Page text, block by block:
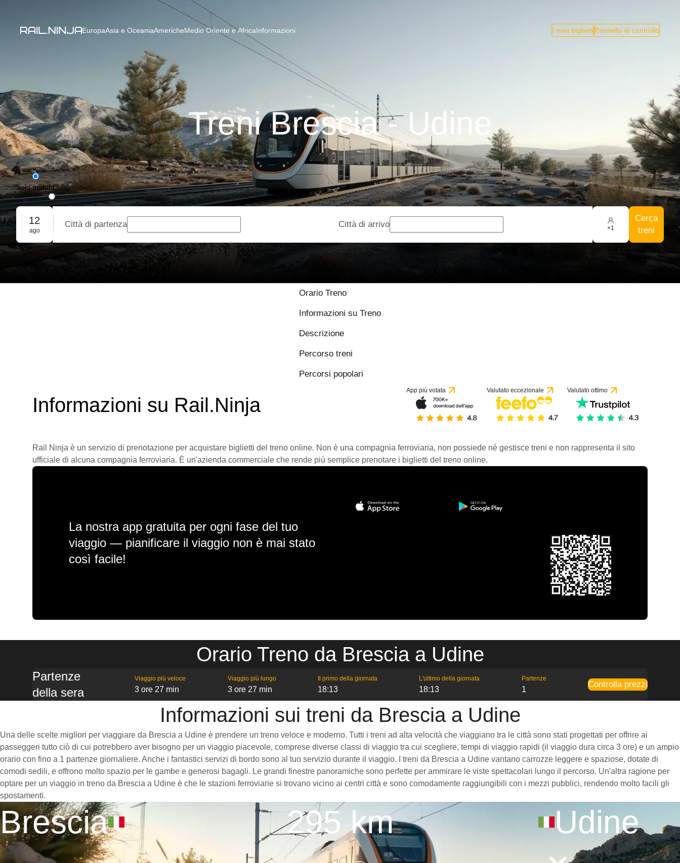
EuropaAsia e OceaniaAmericheMedio Oriente e AfricaInformazioni I miei bigliettiPannello di controllo
Treni Brescia - Udine
Solo andata
Andata e ritorno
Prenotazione di gruppo
12
ago
Città di partenza Città di arrivo ×1
Cerca
treni
Orario Treno
Informazioni su Treno
Descrizione
Percorso treni
Percorsi popolari
Informazioni su Rail.Ninja
App più votata Valutato eccezionale Valutato ottimo
Rail Ninja è un servizio di prenotazione per acquistare biglietti del treno online. Non è una compagnia ferroviaria, non possiede né gestisce treni e non rappresenta il sito
ufficiale di alcuna compagnia ferroviaria. È un'azienda commerciale che rende più semplice prenotare i biglietti del treno online.
La nostra app gratuita per ogni fase del tuo
viaggio — pianificare il viaggio non è mai stato
così facile!
Orario Treno da Brescia a Udine
Partenze
della sera
Viaggio più veloce
3 ore 27 min
Viaggio più lungo
3 ore 27 min
Il primo della giornata
18:13
L'ultimo della giornata
18:13
Partenze
1
Controlla prezzi
Informazioni sui treni da Brescia a Udine
Una delle scelte migliori per viaggiare da Brescia a Udine è prendere un treno veloce e moderno. Tutti i treni ad alta velocità che viaggiano tra le città sono stati progettati per offrire ai
passeggeri tutto ciò di cui potrebbero aver bisogno per un viaggio piacevole, comprese diverse classi di viaggio tra cui scegliere, tempi di viaggio rapidi (il viaggio dura circa 3 ore) e un ampio
orario con fino a 1 partenze giornaliere. Anche i fantastici servizi di bordo sono al tuo servizio durante il viaggio. I treni da Brescia a Udine vantano carrozze leggere e spaziose, dotate di
comodi sedili, e offrono molto spazio per le gambe e generosi bagagli. Le grandi finestre panoramiche sono perfette per ammirare le viste spettacolari lungo il percorso. Un'altra ragione per
optare per un viaggio in treno da Brescia a Udine è che le stazioni ferroviarie si trovano vicino ai centri città e sono comodamente raggiungibili con i mezzi pubblici, rendendo molto facili gli
spostamenti.
Brescia 295 km Udine